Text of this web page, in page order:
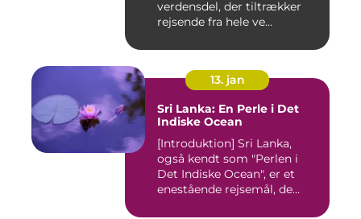
verdensdel, der tiltrækker
rejsende fra hele ve...
13. jan
Sri Lanka: En Perle i Det
Indiske Ocean
[Introduktion] Sri Lanka,
også kendt som "Perlen i
Det Indiske Ocean", er et
enestående rejsemål, de...